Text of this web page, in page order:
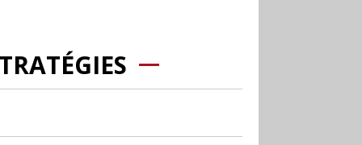
30.06
Canicule : les
soutenir le commerce